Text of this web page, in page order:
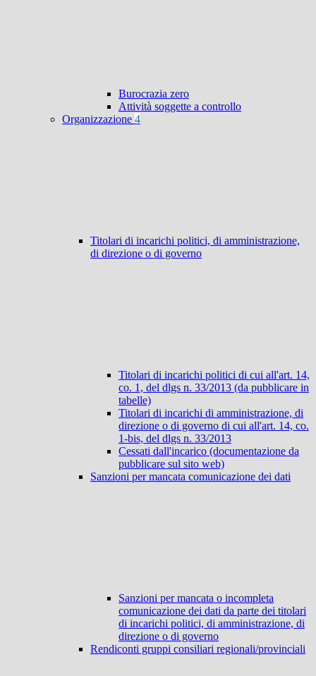
Burocrazia zero
Attività soggette a controllo
Organizzazione 4
Titolari di incarichi politici, di amministrazione,
di direzione o di governo
Titolari di incarichi politici di cui all'art. 14,
co. 1, del dlgs n. 33/2013 (da pubblicare in
tabelle)
Titolari di incarichi di amministrazione, di
direzione o di governo di cui all'art. 14, co.
1-bis, del dlgs n. 33/2013
Cessati dall'incarico (documentazione da
pubblicare sul sito web)
Sanzioni per mancata comunicazione dei dati
Sanzioni per mancata o incompleta
comunicazione dei dati da parte dei titolari
di incarichi politici, di amministrazione, di
direzione o di governo
Rendiconti gruppi consiliari regionali/provinciali